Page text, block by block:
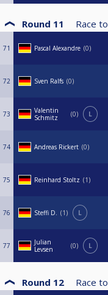
Round 11 Race to
71 Pascal Alexandre 0
72 Sven Ralfs 0
73
Valentin
Schmitz
0 L
74 Andreas Rickert 0
75 Reinhard Stoltz 1
76 Steffi D. 1 L
77
Julian
Levsen
0 L
Round 12 Race to